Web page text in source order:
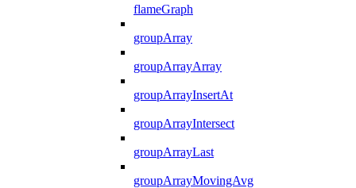
flameGraph
groupArray
groupArrayArray
groupArrayInsertAt
groupArrayIntersect
groupArrayLast
groupArrayMovingAvg